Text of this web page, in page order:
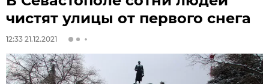
чистят улицы от первого снега
12:33 21.12.2021